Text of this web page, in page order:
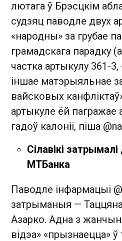
лютага ў Брэсцкім
судзяц паводле двух
«народны» за грубае
грамадскага парадку
частка артыкулу 361-
іншае матэрыяльнае
вайсковых
артыкуле ёй пагражае
гадоў калоніі, піша
Сілавікі
МТБанка
Паводле інфармацыі
затрыманыя —
Азарко. Адна з
відэа» «прызнаецца»